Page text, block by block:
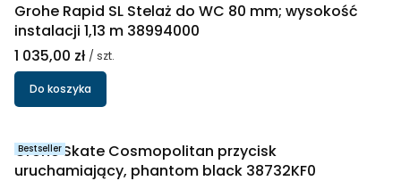
Grohe Rapid SL Stelaż do WC 80 mm; wysokość
instalacji 1,13 m 38994000
Cena
1 035,00 zł / szt.
Do koszyka
Bestseller
Grohe Skate Cosmopolitan przycisk
uruchamiający, phantom black 38732KF0